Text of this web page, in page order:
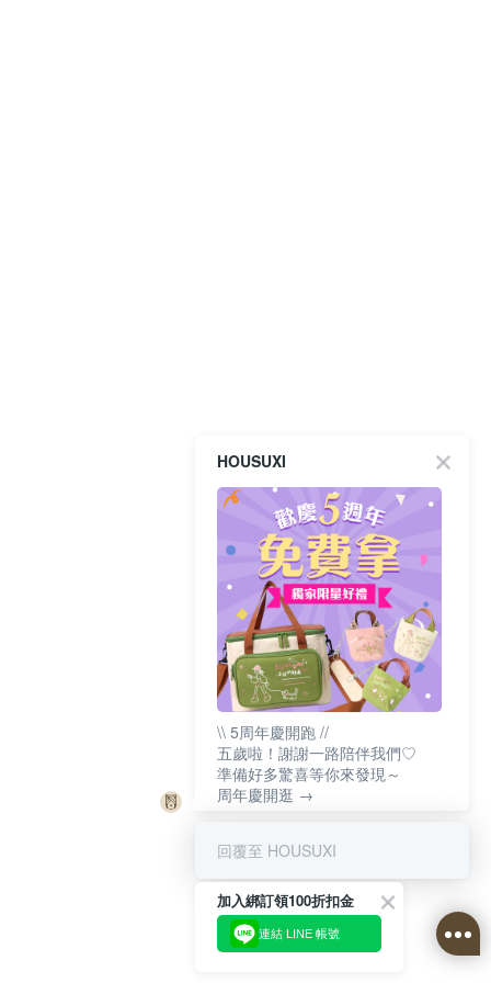
HOUSUXI
\\ 5周年慶開跑 //
五歲啦！謝謝一路陪伴我們♡
準備好多驚喜等你來發現～
周年慶開逛 →
回覆至 HOUSUXI
加入綁訂領100折扣金
連結 LINE 帳號